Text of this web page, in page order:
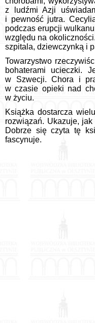
z ludźmi Azji
i pewność jutra.
podczas erupcji
względu na
szpitala, dziewczynką i
Towarzystwo
bohaterami ucieczki.
w Szwecji. Chora i
w czasie opieki nad
w życiu.
Książka dostarcza
rozwiązań. Ukazuje,
Dobrze się czyta tę
fascynuje.